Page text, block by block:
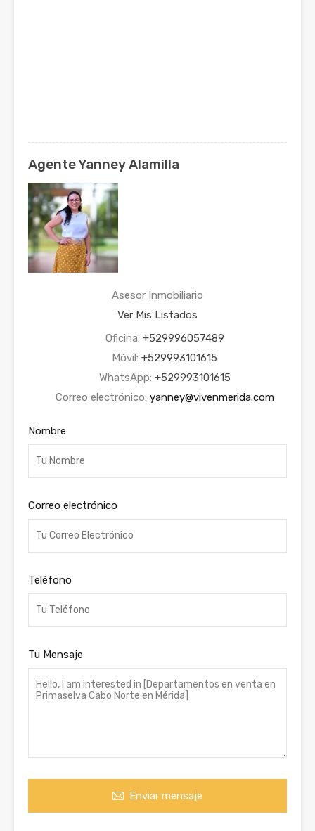
Agente Yanney Alamilla
Asesor Inmobiliario
Ver Mis Listados
Oficina: +529996057489
Móvil: +529993101615
WhatsApp: +529993101615
Correo electrónico: yanney@vivenmerida.com
Nombre
Correo electrónico
Teléfono
Tu Mensaje
Enviar mensaje